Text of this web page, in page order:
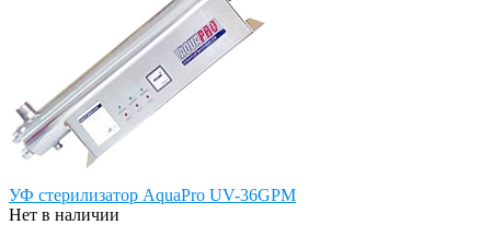
УФ стерилизатор AquaPro UV-36GPM
Нет в наличии